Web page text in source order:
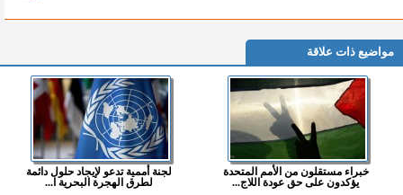
مواضيع ذات علاقة
خبراء مستقلون من الأمم المتحدة
يؤكدون على حق عودة اللاج...
لجنة أممية تدعو لإيجاد حلول دائمة
لطرق الهجرة البحرية ا...